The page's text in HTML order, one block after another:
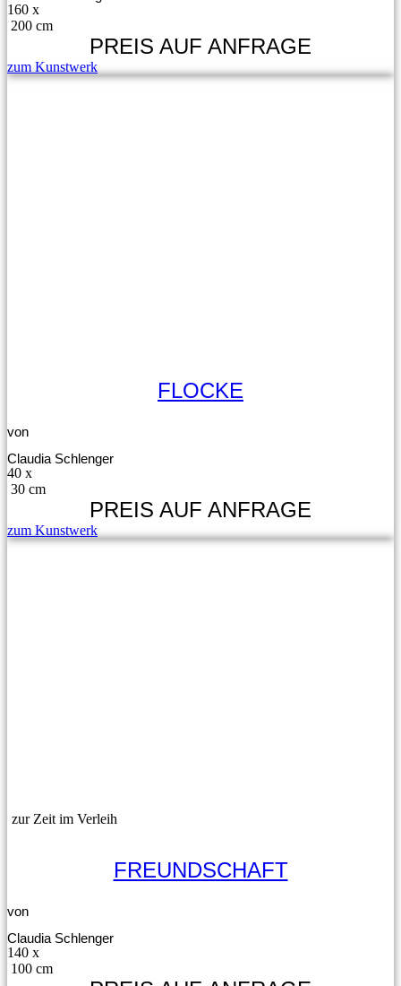
160 x
200 cm
PREIS AUF ANFRAGE
zum Kunstwerk
FLOCKE
von
Claudia Schlenger
40 x
30 cm
PREIS AUF ANFRAGE
zum Kunstwerk
zur Zeit im Verleih
FREUNDSCHAFT
von
Claudia Schlenger
140 x
100 cm